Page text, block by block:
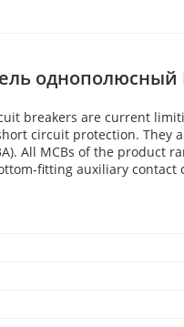
однополюсный
breakers are current
circuit protection. They
All MCBs of the product
fitting auxiliary contact